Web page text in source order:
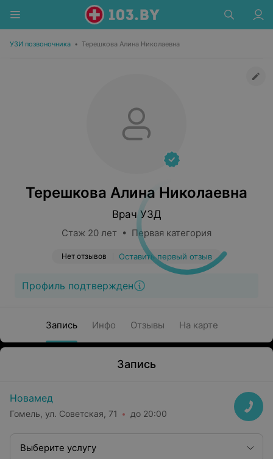
УЗИ позвоночника • Терешкова Алина Николаевна
Терешкова Алина Николаевна
Врач УЗД
Стаж 20 лет • Первая категория
Нет отзывов Оставить первый отзыв
Профиль подтвержден
Запись Инфо Отзывы На карте
Запись
Новамед
Гомель, ул. Советская, 71 до 20:00
Выберите услугу